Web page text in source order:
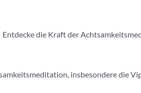
Entdecke die Kraft der
insbesondere die